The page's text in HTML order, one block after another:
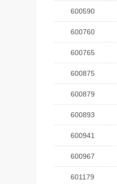
600590
600760
600765
600875
600879
600893
600941
600967
601179